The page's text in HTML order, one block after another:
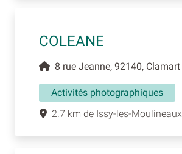
COLEANE
8 rue Jeanne, 92140, Clamart
Activités photographiques
2.7 km de Issy-les-Moulineaux